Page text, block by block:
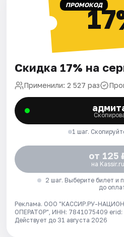
ПРОМОКОД
Скидка 17% на
Применили: 2 527 раз
1 шаг.
от 125
на Kassir.ru
2 шаг. Выберите билет и
до
Реклама. ООО "КАССИР.РУ-
ОПЕРАТОР", ИНН: 7841075409 erid:
Действует до 31 августа 2026